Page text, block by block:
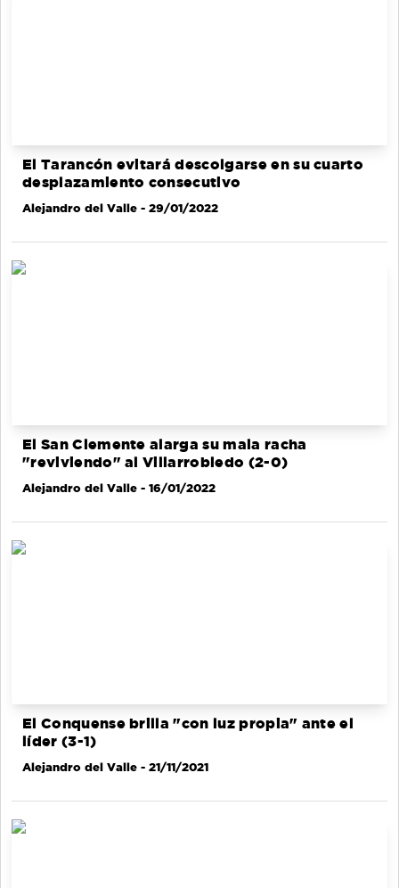
El Tarancón evitará descolgarse en su cuarto
desplazamiento consecutivo
Alejandro del Valle - 29/01/2022
El San Clemente alarga su mala racha
"reviviendo" al Villarrobledo (2-0)
Alejandro del Valle - 16/01/2022
El Conquense brilla "con luz propia" ante el
líder (3-1)
Alejandro del Valle - 21/11/2021